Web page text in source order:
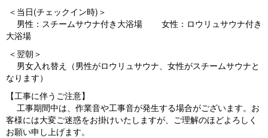
＜当日(チェックイン時)＞
男性：スチームサウナ付き大浴場 女性：ロウリュサウナ付き
大浴場
＜翌朝＞
男女入れ替え（男性がロウリュサウナ、女性がスチームサウナと
なります）
【工事に伴うご注意】
工事期間中は、作業音や工事音が発生する場合がございます。お
客様には大変ご迷惑をお掛けいたしますが、ご理解のほどよろしく
お願い申し上げます。